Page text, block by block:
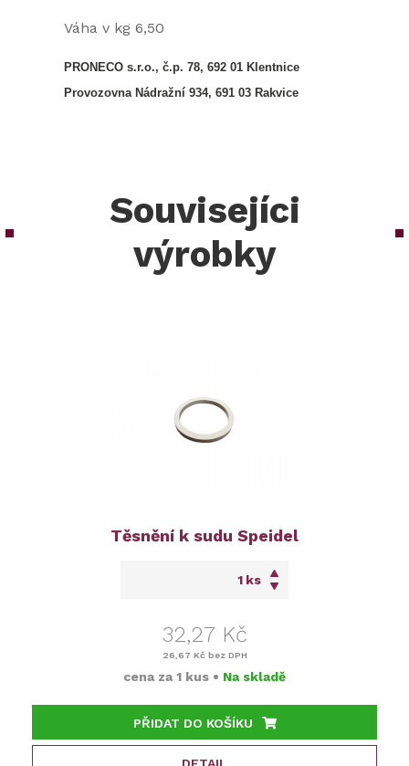
Váha v kg 6,50
PRONECO s.r.o., č.p. 78, 692 01 Klentnice
Provozovna Nádražní 934, 691 03 Rakvice
Souvisejíci
výrobky
Těsnění k sudu Speidel
ks
32,27 Kč
26,67 Kč bez DPH
cena za 1 kus • Na skladě
PŘIDAT DO KOŠÍKU